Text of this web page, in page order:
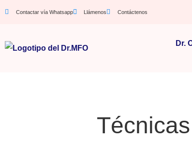
Contactar vía Whatsapp Llámenos Contáctenos
Dr.